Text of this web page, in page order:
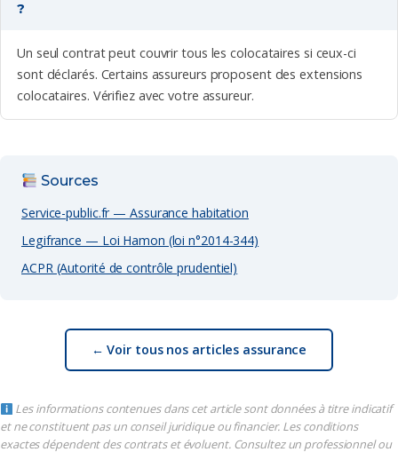
?
Un seul contrat peut couvrir tous les colocataires si ceux-ci
sont déclarés. Certains assureurs proposent des extensions
colocataires. Vérifiez avec votre assureur.
Sources
Service-public.fr — Assurance habitation
Legifrance — Loi Hamon (loi n°2014-344)
ACPR (Autorité de contrôle prudentiel)
← Voir tous nos articles assurance
Les informations contenues dans cet article sont données à titre indicatif
et ne constituent pas un conseil juridique ou financier. Les conditions
exactes dépendent des contrats et évoluent. Consultez un professionnel ou